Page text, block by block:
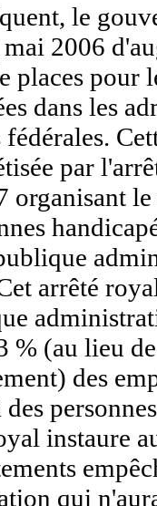
le
2006
places pour
dans les
par
organisant
arrêté
% (au lieu
des
des
instaure
qui